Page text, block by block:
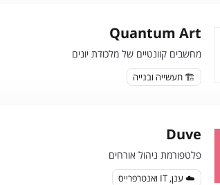
Quantum Art
מחשבים קוונטיים של מלכודת יונים
🏗️ תעשייה ובנייה
Duve
פלטפורמת ניהול אורחים
☁️ ענן, IT ואנטרפרייס